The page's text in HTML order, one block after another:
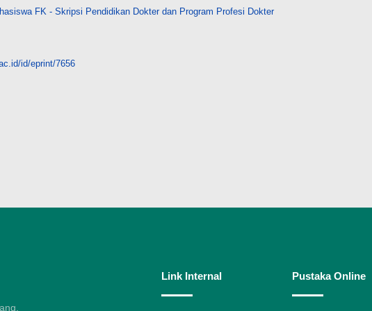
FK - Skripsi Pendidikan Dokter dan Program Profesi Dokter
id/eprint/7656
Link Internal Pustaka Online